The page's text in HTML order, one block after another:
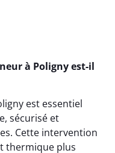
à Poligny est-il
est essentiel
sécurisé et
Cette intervention
thermique plus